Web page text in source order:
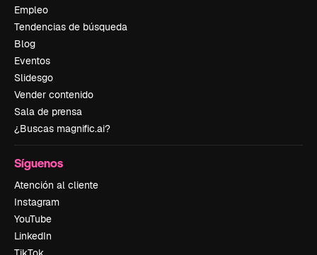
Empleo
Tendencias de búsqueda
Blog
Eventos
Slidesgo
Vender contenido
Sala de prensa
¿Buscas magnific.ai?
Síguenos
Atención al cliente
Instagram
YouTube
LinkedIn